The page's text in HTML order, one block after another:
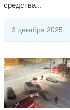
средства...
3 декабря 2025